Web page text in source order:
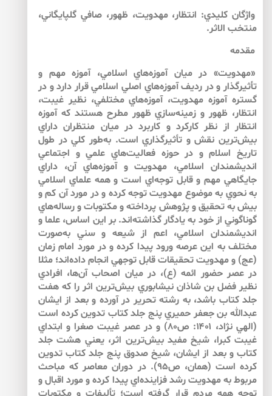
واژگان كليدي: انتظار، مهدويت، ظهور، صافي گلپايگاني،
منتخب الاثر.
مقدمه
«مهدويت» در ميان آموزه‌‌هاي اسلامي، آموزه مهم و
تأثيرگذار و در رديف آموزه‌‌هاي اصلي اسلامي قرار دارد و در
گستره آموزه مهدويت، آموزه‌‌هاي مختلفي، نظير غيبت،
انتظار، ظهور و زمينه‌سازي ظهور مطرح هستند كه آموزه
انتظار از نظر كاركرد و كاربرد در ميان منتظران داراي
بيش‌‌ترين نقش و تأثيرگذاري است. به‌‌طور كلي در طول
تاريخ اسلام و در حوزه فعاليت‌‌هاي علمي و اجتماعي
انديشمندان اسلامي، مهدويت و آموزه‌‌هاي آن، داراي
جايگاهي مهم و قابل توجه‌‌اي‌‌ است و همه علماي اسلامي
به نحوي به موضوع مهدويت توجه كرده و در مورد آن كم و
بيش به تحقيق و پژوهش پرداخته‌‌ و مكتوبات و رساله‌‌هاي
گوناگوني از خود به يادگار گذاشته‌‌اند. بر اين اساس، علما و
انديشمندان اسلامي، اعم از شيعه و سني به‌‌صورت
مختلف به اين عرصه ورود پيدا كرده و در مورد امام زمان
(عج) و مهدويت تحقيقات قابل توجهي انجام داده‌‌اند؛ مثلا
در عصر حضور ائمه (ع)، در ميان اصحاب آن‌‌ها، افرادي
نظير فضل بن شاذان نيشابوري بيش‌‌ترين اثر را كه هفت
جلد كتاب باشد، به رشته تحرير در آورده و بعد از ايشان
عبدالله بن جعفر حميري پنج جلد كتاب تدوين كرده است
(الهي نژاد، ۱۴۰۱: ص۸۰) و در عصر غيبت صغرا و ابتداي
غيبت كبرا، شيخ مفيد بيش‌‌ترين اثر، يعني هشت جلد
كتاب و بعد از ايشان، شيخ صدوق پنج جلد كتاب تدوين
كرده است (همان، ص۹۵). در دوران معاصر كه مباحث
مربوط به مهدويت رشد فزاينده‌‌اي پيدا كرده و مورد اقبال و